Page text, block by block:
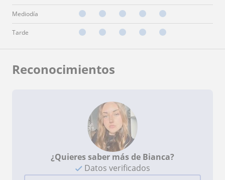
Mediodía
Tarde
Reconocimientos
¿Quieres saber más de Bianca?
Datos verificados